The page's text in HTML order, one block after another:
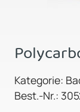
Kategorie:
Best.-Nr.: